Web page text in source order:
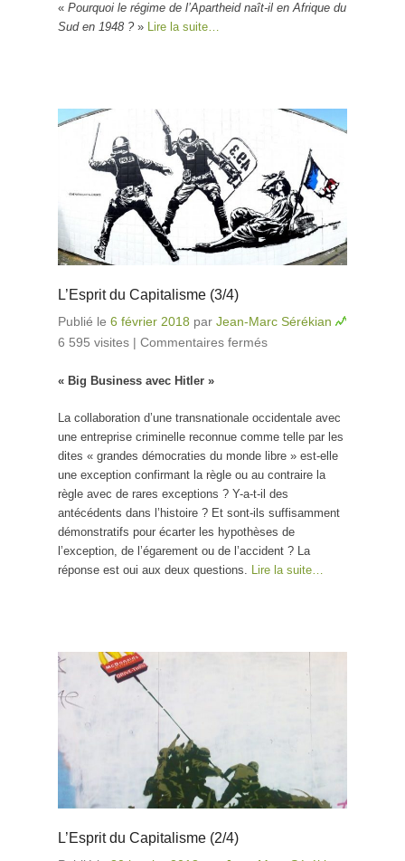
« Pourquoi le régime de l’Apartheid naît-il en Afrique du
Sud en 1948 ?» Lire la suite…
L’Esprit du Capitalisme (3/4)
Publié le 6 février 2018 par Jean-Marc Sérékian
6 595 visites | Commentaires fermés
« Big Business avec Hitler »
La collaboration d’une transnationale occidentale avec
une entreprise criminelle reconnue comme telle par les
dites « grandes démocraties du monde libre » est-elle
une exception confirmant la règle ou au contraire la
règle avec de rares exceptions ? Y-a-t-il des
antécédents dans l’histoire ? Et sont-ils suffisamment
démonstratifs pour écarter les hypothèses de
l’exception, de l’égarement ou de l’accident ? La
réponse est oui aux deux questions. Lire la suite…
L’Esprit du Capitalisme (2/4)